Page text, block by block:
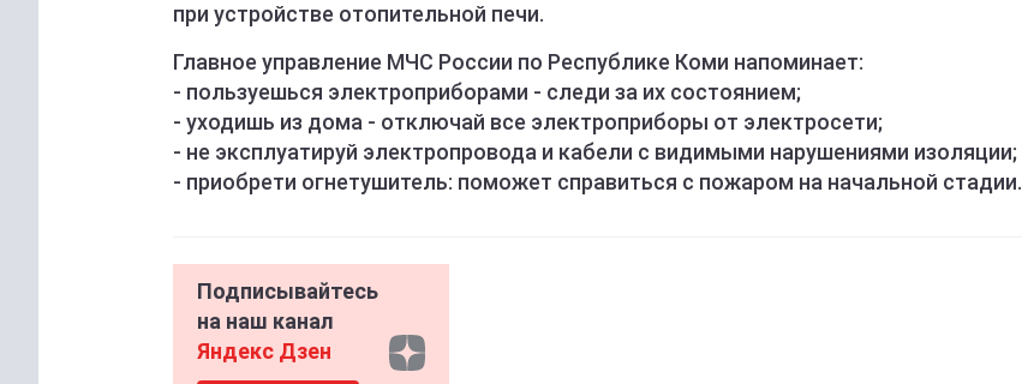
при устройстве отопительной печи.
️Главное управление МЧС России по Республике Коми напоминает:
- пользуешься электроприборами - следи за их состоянием;
- уходишь из дома - отключай все электроприборы от электросети;
- не эксплуатируй электропровода и кабели с видимыми нарушениями изоляции;
- приобрети огнетушитель: поможет справиться с пожаром на начальной стадии.
Подписывайтесь
на наш канал
Яндекс Дзен